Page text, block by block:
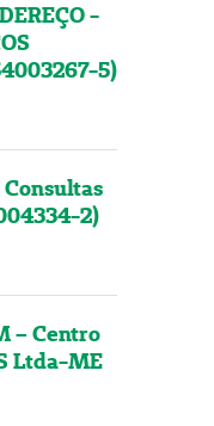
-
5)
2)
– Centro
Ltda-ME